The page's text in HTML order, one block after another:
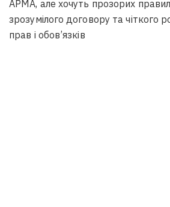
АРМА, але хочуть прозорих
зрозумілого договору та чіткого
прав і обов’язків